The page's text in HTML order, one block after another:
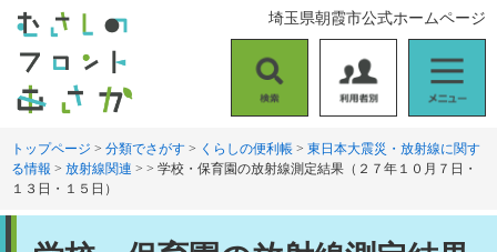
す
。
し
て
索
用
者
別
ニ
ュ
ー
埼玉県朝霞市公式ホームページ
トップページ > 分類でさがす > くらしの便利帳 > 東日本大震災・放射線に関す
る情報 > 放射線関連 > > 学校・保育園の放射線測定結果（２７年１０月７日・
１３日・１５日）